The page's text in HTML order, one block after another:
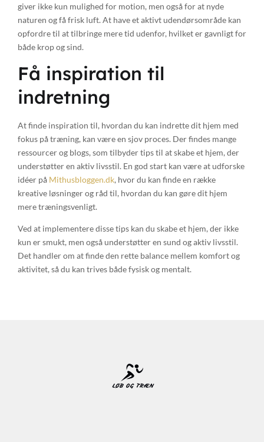
giver ikke kun mulighed for motion, men også for at nyde
naturen og få frisk luft. At have et aktivt udendørsområde kan
opfordre til at tilbringe mere tid udenfor, hvilket er gavnligt for
både krop og sind.
Få inspiration til
indretning
At finde inspiration til, hvordan du kan indrette dit hjem med
fokus på træning, kan være en sjov proces. Der findes mange
ressourcer og blogs, som tilbyder tips til at skabe et hjem, der
understøtter en aktiv livsstil. En god start kan være at udforske
idéer på Mithusbloggen.dk, hvor du kan finde en række
kreative løsninger og råd til, hvordan du kan gøre dit hjem
mere træningsvenligt.
Ved at implementere disse tips kan du skabe et hjem, der ikke
kun er smukt, men også understøtter en sund og aktiv livsstil.
Det handler om at finde den rette balance mellem komfort og
aktivitet, så du kan trives både fysisk og mentalt.